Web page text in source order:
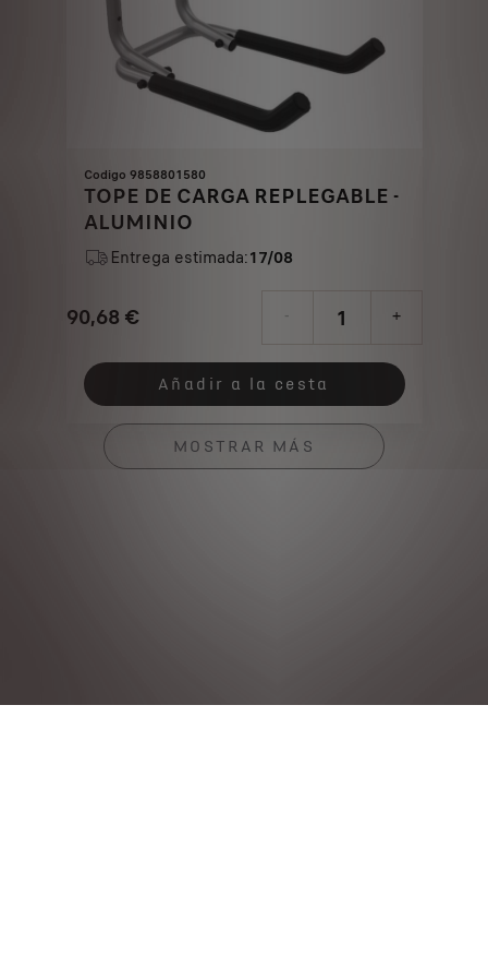
Codigo 9858801580
TOPE DE CARGA REPLEGABLE -
ALUMINIO
Entrega estimada:17/08
90,68 €
Price
90,68
- +
Quantity
updated
Añadir a la cesta
MOSTRAR MÁS